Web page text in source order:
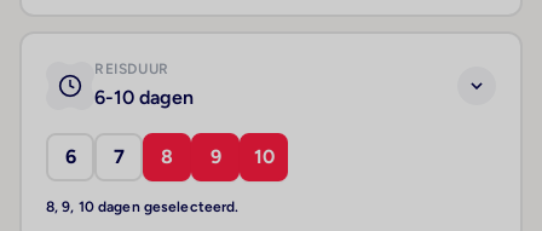
REISDUUR
6-10 dagen
6 7 8 9 10
8, 9, 10 dagen geselecteerd.